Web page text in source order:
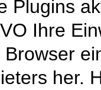
Plugins
Ihre
her.